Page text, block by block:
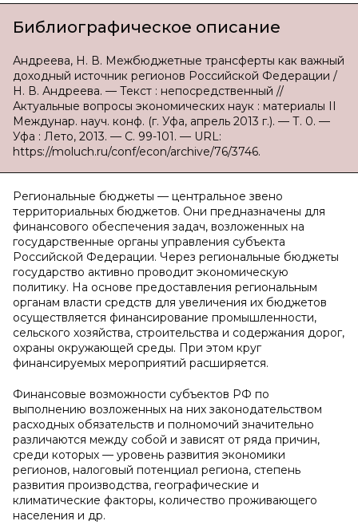
Библиографическое описание
Андреева, Н. В. Межбюджетные трансферты как важный
доходный источник регионов Российской Федерации /
Н. В. Андреева. — Текст : непосредственный //
Актуальные вопросы экономических наук : материалы II
Междунар. науч. конф. (г. Уфа, апрель 2013 г.). — Т. 0. —
Уфа : Лето, 2013. — С. 99-101. — URL:
https://moluch.ru/conf/econ/archive/76/3746.
Региональные бюджеты — центральное звено
территориальных бюджетов. Они предназначены для
финансового обеспечения задач, возложенных на
государственные органы управления субъекта
Российской Федерации. Через региональные бюджеты
государство активно проводит экономическую
политику. На основе предоставления региональным
органам власти средств для увеличения их бюджетов
осуществляется финансирование промышленности,
сельского хозяйства, строительства и содержания дорог,
охраны окружающей среды. При этом круг
финансируемых мероприятий расширяется.
Финансовые возможности субъектов РФ по
выполнению возложенных на них законодательством
расходных обязательств и полномочий значительно
различаются между собой и зависят от ряда причин,
среди которых — уровень развития экономики
регионов, налоговый потенциал региона, степень
развития производства, географические и
климатические факторы, количество проживающего
населения и др.